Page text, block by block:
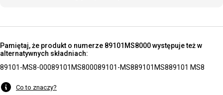
Pamiętaj, że produkt o numerze 89101MS8000 występuje też w
alternatywnych składniach:
89101-MS8-00089101MS800089101-MS889101MS889101 MS8
Co to znaczy?